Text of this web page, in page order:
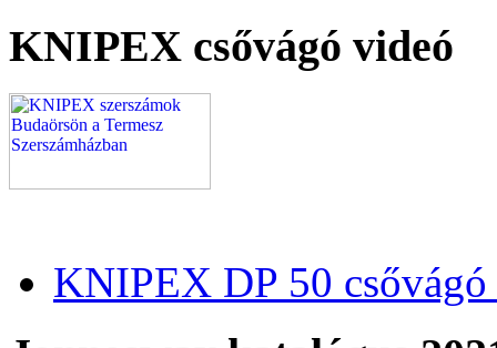
KNIPEX csővágó videó
KNIPEX DP 50